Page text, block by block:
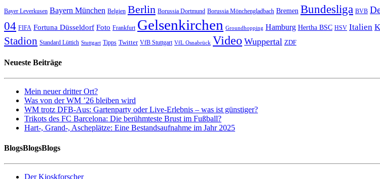
Bayer Leverkusen Bayern München Belgien Berlin Borussia Dortmund Borussia Mönchengladbach Bremen Bundesliga BVB
04 FIFA Fortuna Düsseldorf Foto Frankfurt Gelsenkirchen Groundhopping Hamburg Hertha BSC HSV Italien
Stadion Standard Lüttich Stuttgart Tipps Twitter VfB Stuttgart VfL Osnabrück Video Wuppertal ZDF
Neueste Beiträge
Mein neuer dritter Ort?
Was von der WM ’26 bleiben wird
WM trotz DFB-Aus: Gartenparty oder Live-Erlebnis – was ist günstiger?
Trikots des FC Barcelona: Die berühmteste Brust im Fußball?
Hart-, Grand-, Ascheplätze: Eine Bestandsaufnahme im Jahr 2025
BlogsBlogsBlogs
Der Kioskforscher